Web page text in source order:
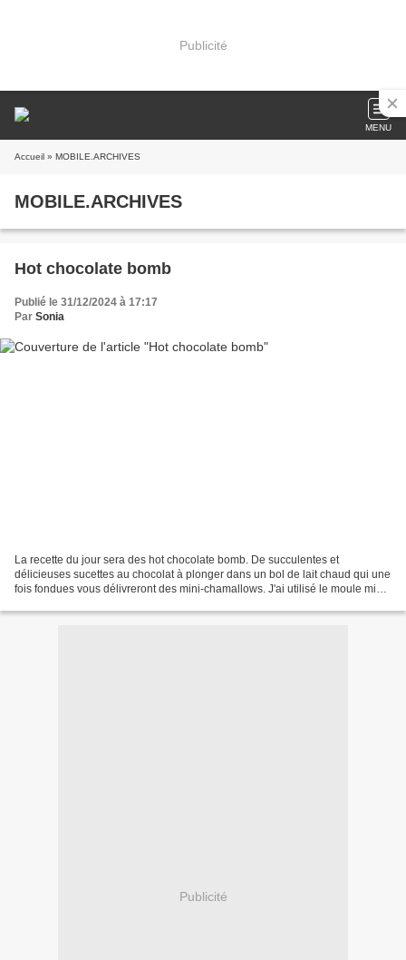
Publicité
MENU
Accueil » MOBILE.ARCHIVES
MOBILE.ARCHIVES
Hot chocolate bomb
Publié le 31/12/2024 à 17:17
Par Sonia
La recette du jour sera des hot chocolate bomb. De succulentes et
délicieuses sucettes au chocolat à plonger dans un bol de lait chaud qui une
fois fondues vous délivreront des mini-chamallows. J'ai utilisé le moule mini-
Publicité